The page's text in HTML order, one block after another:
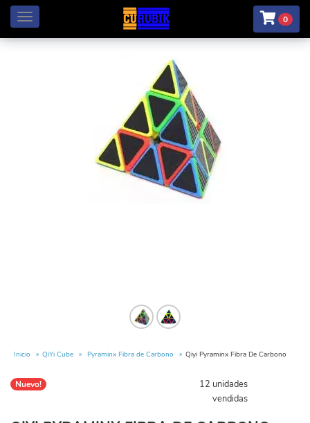
Menú 0
Inicio QiYi Cube Pyraminx Fibra de Carbono Qiyi Pyraminx Fibra De Carbono
Nuevo!
12 unidades
vendidas